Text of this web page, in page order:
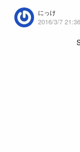
にっけ
2016/3/7 21:36